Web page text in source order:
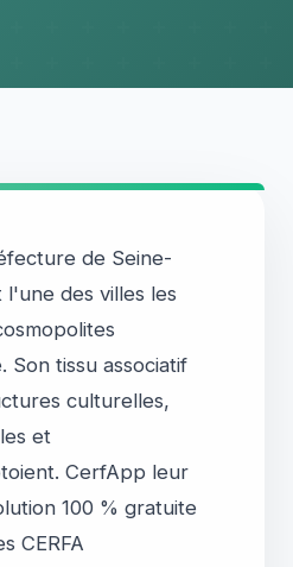
de Seine-
l'une des villes les
Son tissu associatif
culturelles,
et
CerfApp leur
100 % gratuite
CERFA